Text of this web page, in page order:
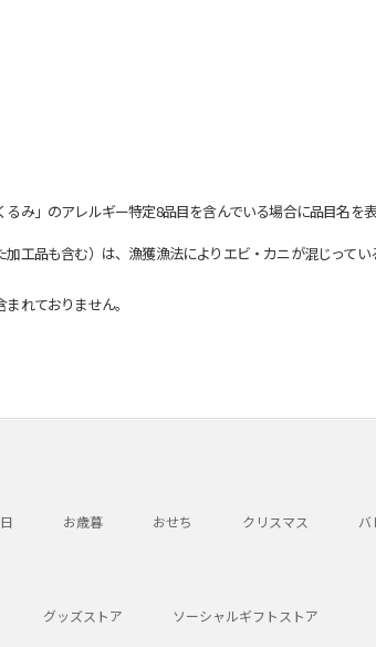
み」のアレルギー特定8品目を含んでいる場合に品目名を表
品も含む）は、漁獲漁法によりエビ・カニが混じって
れておりません。
お歳暮 おせち クリスマス バ
グッズストア ソーシャルギフトストア